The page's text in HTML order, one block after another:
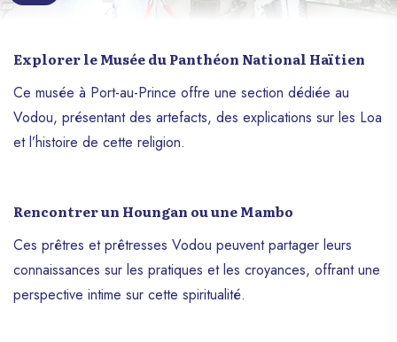
Explorer le Musée du Panthéon National Haïtien
Ce musée à Port-au-Prince offre une section dédiée au
Vodou, présentant des artefacts, des explications sur les Loa
et l’histoire de cette religion.
Rencontrer un Houngan ou une Mambo
Ces prêtres et prêtresses Vodou peuvent partager leurs
connaissances sur les pratiques et les croyances, offrant une
perspective intime sur cette spiritualité.